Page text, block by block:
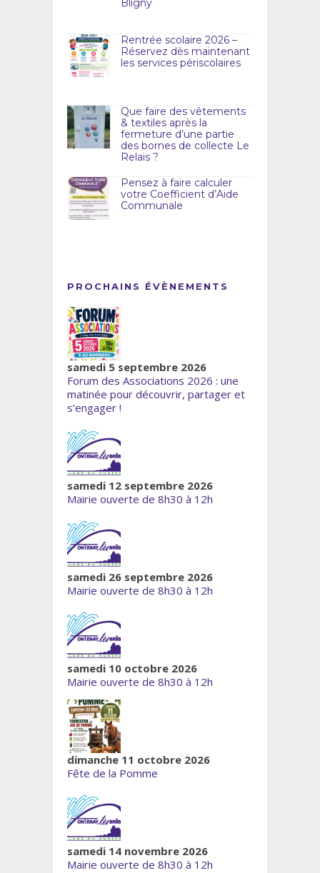
Bligny
Rentrée scolaire 2026 –
Réservez dès maintenant
les services périscolaires
Que faire des vêtements
& textiles après la
fermeture d’une partie
des bornes de collecte Le
Relais ?
Pensez à faire calculer
votre Coefficient d’Aide
Communale
PROCHAINS ÉVÈNEMENTS
samedi 5 septembre 2026
Forum des Associations 2026 : une
matinée pour découvrir, partager et
s’engager !
samedi 12 septembre 2026
Mairie ouverte de 8h30 à 12h
samedi 26 septembre 2026
Mairie ouverte de 8h30 à 12h
samedi 10 octobre 2026
Mairie ouverte de 8h30 à 12h
dimanche 11 octobre 2026
Fête de la Pomme
samedi 14 novembre 2026
Mairie ouverte de 8h30 à 12h